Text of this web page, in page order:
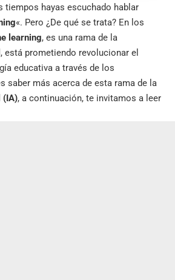
tiempos hayas escuchado hablar
«. Pero ¿De qué se trata? En los
learning, es una rama de la
, está prometiendo revolucionar el
educativa a través de los
saber más acerca de esta rama de la
(IA), a continuación, te invitamos a leer